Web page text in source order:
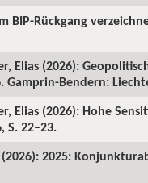
BIP-Rückgang
Elias (2026):
Gamprin-Bendern:
Elias (2026): Hohe
S. 22–23.
2025: